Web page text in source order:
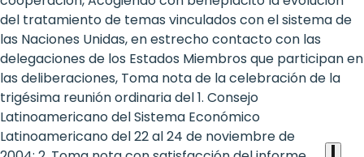
of
the
international
agenda
del tratamiento de temas vinculados con el sistema de
las Naciones Unidas, en estrecho contacto con las
delegaciones de los Estados Miembros que participan en
las deliberaciones, Toma nota de la celebración de la
trigésima reunión ordinaria del 1. Consejo
Latinoamericano del Sistema Económico
Latinoamericano del 22 al 24 de noviembre de